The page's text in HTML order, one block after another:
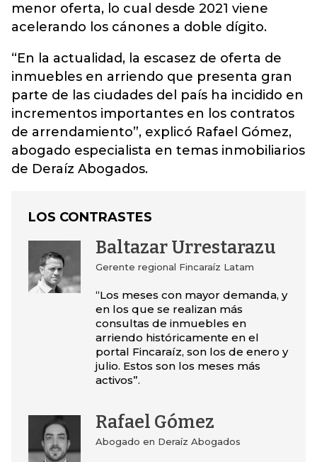
menor oferta, lo cual desde 2021 viene
acelerando los cánones a doble dígito.
“En la actualidad, la escasez de oferta de
inmuebles en arriendo que presenta gran
parte de las ciudades del país ha incidido en
incrementos importantes en los contratos
de arrendamiento”, explicó Rafael Gómez,
abogado especialista en temas inmobiliarios
de Deraíz Abogados.
LOS CONTRASTES
Baltazar Urrestarazu
Gerente regional Fincaraíz Latam
“Los meses con mayor demanda, y
en los que se realizan más
consultas de inmuebles en
arriendo históricamente en el
portal Fincaraíz, son los de enero y
julio. Estos son los meses más
activos”.
Rafael Gómez
Abogado en Deraíz Abogados